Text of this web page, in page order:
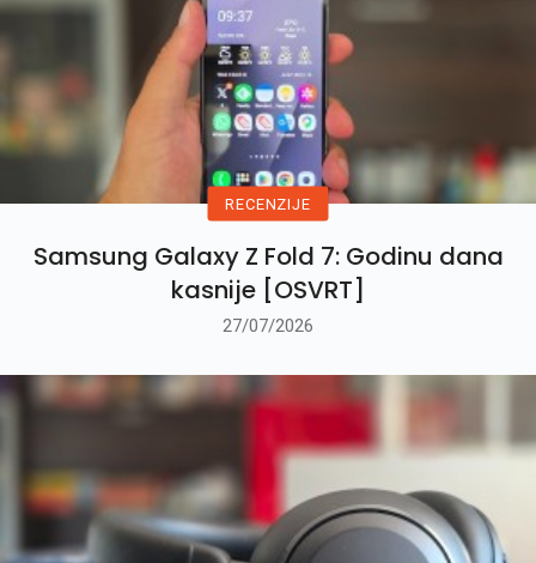
RECENZIJE
Samsung Galaxy Z Fold 7: Godinu dana
kasnije [OSVRT]
27/07/2026